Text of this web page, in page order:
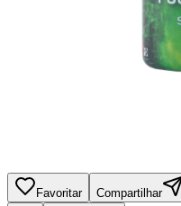
Favoritar Compartilhar